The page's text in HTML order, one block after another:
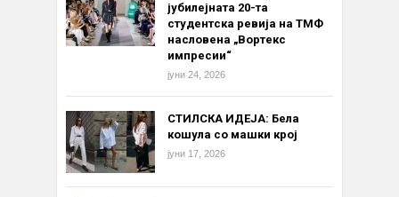
јубилејната 20-та
студентска ревија на ТМФ
насловена „Вортекс
импресии“
јуни 24, 2026
СТИЛСКА ИДЕЈА: Бела
кошула со машки крој
јуни 17, 2026